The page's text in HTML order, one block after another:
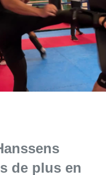
de plus en